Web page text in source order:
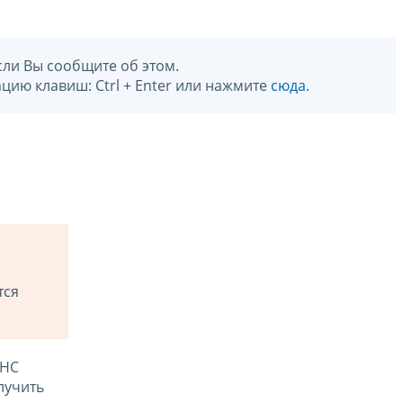
Вы сообщите об этом.
клавиш: Ctrl + Enter или нажмите сюда.